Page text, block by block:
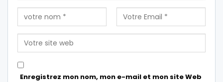
Enregistrez mon nom, mon e-mail et mon site Web